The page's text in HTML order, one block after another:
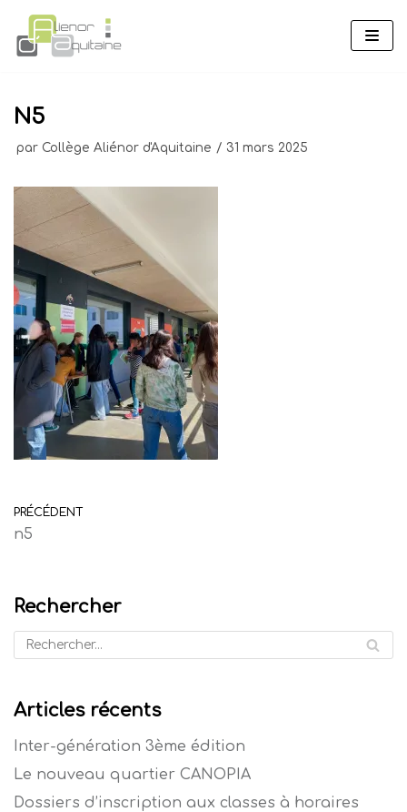
Aller
au
N5
par Collège Aliénor d'Aquitaine 31 mars 2025
PRÉCÉDENT
n5
Rechercher
Articles récents
Inter-génération 3ème édition
Le nouveau quartier CANOPIA
Dossiers d’inscription aux classes à horaires